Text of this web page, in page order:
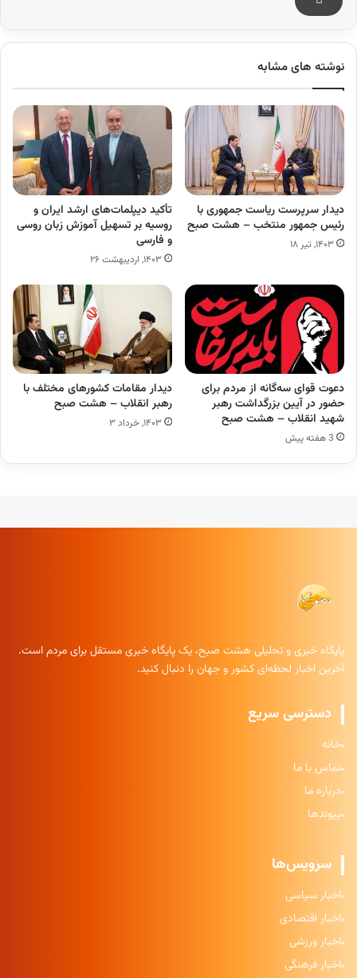
نوشته های مشابه
دیدار سرپرست ریاست جمهوری با
رئیس جمهور منتخب – هشت صبح
۱۴۰۳, تیر ۱۸
تأکید دیپلمات‌های ارشد ایران و
روسیه بر تسهیل آموزش زبان روسی
و فارسی
۱۴۰۳, اردیبهشت ۲۶
دعوت قوای سه‌گانه از مردم برای
حضور در آیین بزرگداشت رهبر
شهید انقلاب – هشت صبح
3 هفته پیش
دیدار مقامات کشورهای مختلف با
رهبر انقلاب – هشت صبح
۱۴۰۳, خرداد ۳
پایگاه خبری و تحلیلی هشت صبح، یک پایگاه خبری مستقل برای مردم است.
آخرین اخبار لحظه‌ای کشور و جهان را دنبال کنید.
دسترسی سریع
خانه
تماس با ما
درباره ما
پیوندها
سرویس‌ها
اخبار سیاسی
اخبار اقتصادی
اخبار ورزشی
اخبار فرهنگی